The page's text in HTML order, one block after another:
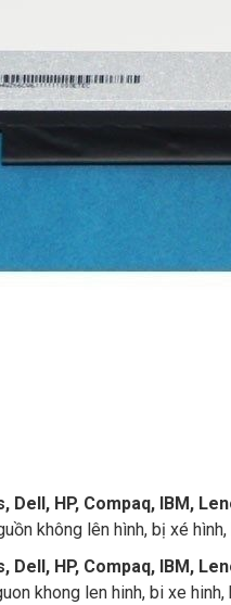
Dell, HP, Compaq, IBM,
không lên hình, bị xé
Dell, HP, Compaq, IBM,
khong len hinh, bi xe